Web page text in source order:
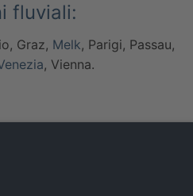
fluviali:
Graz, Melk, Parigi, Passau,
, Vienna.